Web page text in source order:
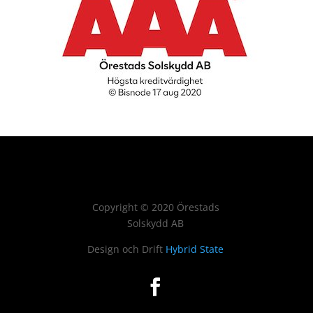
Copyright © 2020 Örestads
Solskydd AB
Design och Drift Hybrid State